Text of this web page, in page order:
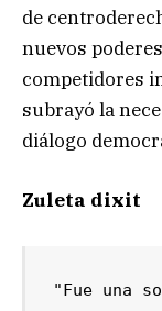
de
nuevos
competidores
subrayó la
diálogo
Zuleta dixit
"Fue una